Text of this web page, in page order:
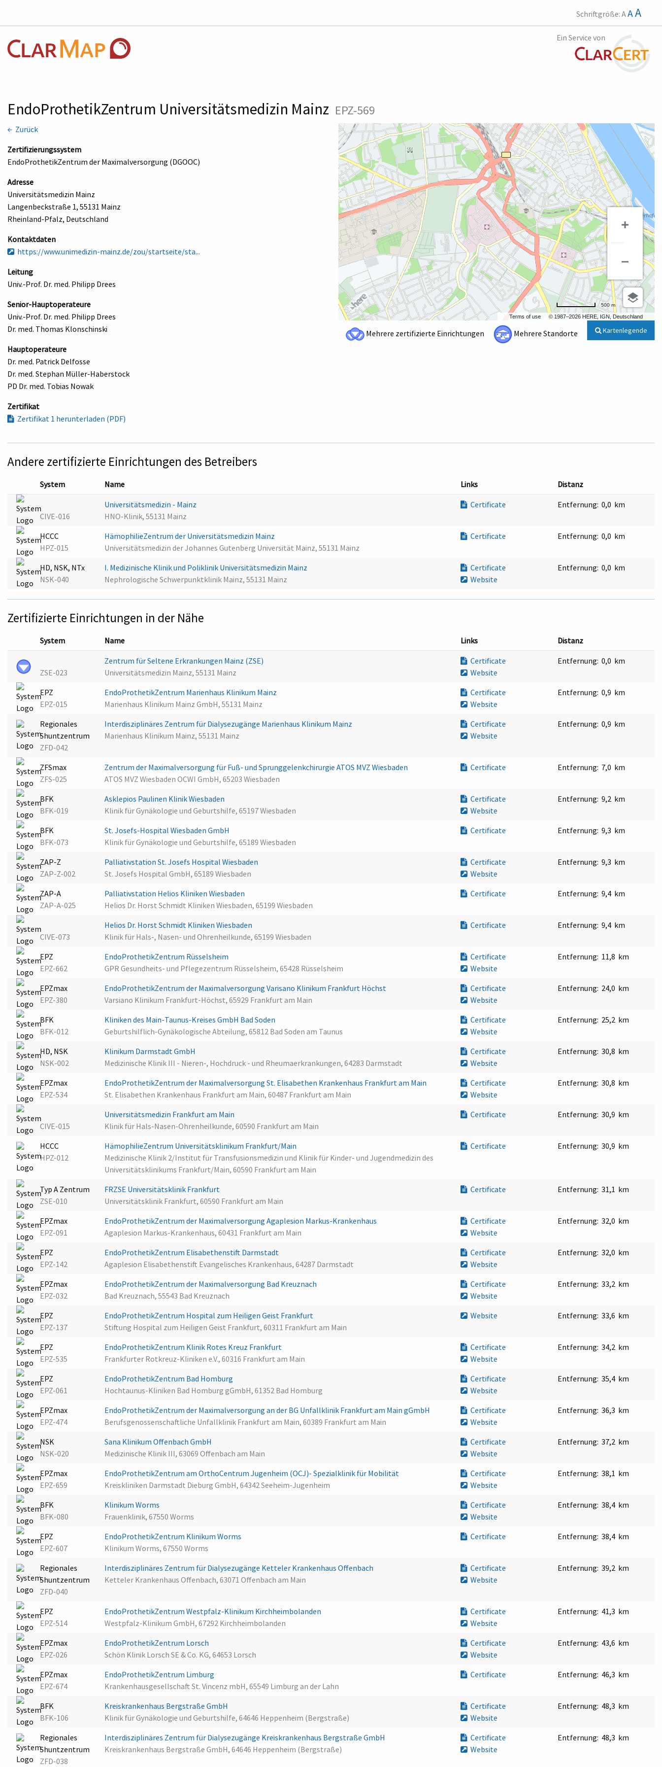
Schriftgröße: AAA
Ein Service von
EndoProthetikZentrum Universitätsmedizin Mainz EPZ-569
← Zurück
Zertifizierungssystem
EndoProthetikZentrum der Maximalversorgung (DGOOC)
Adresse
Universitätsmedizin Mainz
Langenbeckstraße 1, 55131 Mainz
Rheinland-Pfalz, Deutschland
Kontaktdaten
https://www.unimedizin-mainz.de/zou/startseite/sta...
Leitung
Univ.-Prof. Dr. med. Philipp Drees
Senior-Hauptoperateure
Univ.-Prof. Dr. med. Philipp Drees
Dr. med. Thomas Klonschinski
Hauptoperateure
Dr. med. Patrick Delfosse
Dr. med. Stephan Müller-Haberstock
PD Dr. med. Tobias Nowak
Zertifikat
Zertifikat 1 herunterladen (PDF)
Terms of use © 1987–2026 HERE, IGN, Deutschland
500 m
Mehrere zertifizierte Einrichtungen Mehrere Standorte Kartenlegende
Andere zertifizierte Einrichtungen des Betreibers
System Name Links Distanz
CIVE-016
Universitätsmedizin - Mainz
HNO-Klinik, 55131 Mainz
Certificate Entfernung: 0,0 km
HCCC
HPZ-015
HämophilieZentrum der Universitätsmedizin Mainz
Universitätsmedizin der Johannes Gutenberg Universität Mainz, 55131 Mainz
Certificate Entfernung: 0,0 km
HD, NSK, NTx
NSK-040
I. Medizinische Klinik und Poliklinik Universitätsmedizin Mainz
Nephrologische Schwerpunktklinik Mainz, 55131 Mainz
Certificate
Website
Entfernung: 0,0 km
Zertifizierte Einrichtungen in der Nähe
System Name Links Distanz
ZSE-023
Zentrum für Seltene Erkrankungen Mainz (ZSE)
Universitätsmedizin Mainz, 55131 Mainz
Certificate
Website
Entfernung: 0,0 km
EPZ
EPZ-015
EndoProthetikZentrum Marienhaus Klinikum Mainz
Marienhaus Klinikum Mainz GmbH, 55131 Mainz
Certificate
Website
Entfernung: 0,9 km
Regionales
Shuntzentrum
ZFD-042
Interdisziplinäres Zentrum für Dialysezugänge Marienhaus Klinikum Mainz
Marienhaus Klinikum Mainz, 55131 Mainz
Certificate
Website
Entfernung: 0,9 km
ZFSmax
ZFS-025
Zentrum der Maximalversorgung für Fuß- und Sprunggelenkchirurgie ATOS MVZ Wiesbaden
ATOS MVZ Wiesbaden OCWI GmbH, 65203 Wiesbaden
Certificate Entfernung: 7,0 km
BFK
BFK-019
Asklepios Paulinen Klinik Wiesbaden
Klinik für Gynäkologie und Geburtshilfe, 65197 Wiesbaden
Certificate
Website
Entfernung: 9,2 km
BFK
BFK-073
St. Josefs-Hospital Wiesbaden GmbH
Klinik für Gynäkologie und Geburtshilfe, 65189 Wiesbaden
Certificate Entfernung: 9,3 km
ZAP-Z
ZAP-Z-002
Palliativstation St. Josefs Hospital Wiesbaden
St. Josefs Hospital GmbH, 65189 Wiesbaden
Certificate
Website
Entfernung: 9,3 km
ZAP-A
ZAP-A-025
Palliativstation Helios Kliniken Wiesbaden
Helios Dr. Horst Schmidt Kliniken Wiesbaden, 65199 Wiesbaden
Certificate Entfernung: 9,4 km
CIVE-073
Helios Dr. Horst Schmidt Kliniken Wiesbaden
Klinik für Hals-, Nasen- und Ohrenheilkunde, 65199 Wiesbaden
Certificate Entfernung: 9,4 km
EPZ
EPZ-662
EndoProthetikZentrum Rüsselsheim
GPR Gesundheits- und Pflegezentrum Rüsselsheim, 65428 Rüsselsheim
Certificate
Website
Entfernung: 11,8 km
EPZmax
EPZ-380
EndoProthetikZentrum der Maximalversorgung Varisano Klinikum Frankfurt Höchst
Varsiano Klinikum Frankfurt-Höchst, 65929 Frankfurt am Main
Certificate
Website
Entfernung: 24,0 km
BFK
BFK-012
Kliniken des Main-Taunus-Kreises GmbH Bad Soden
Geburtshilflich-Gynäkologische Abteilung, 65812 Bad Soden am Taunus
Certificate
Website
Entfernung: 25,2 km
HD, NSK
NSK-002
Klinikum Darmstadt GmbH
Medizinische Klinik III - Nieren-, Hochdruck - und Rheumaerkrankungen, 64283 Darmstadt
Certificate
Website
Entfernung: 30,8 km
EPZmax
EPZ-534
EndoProthetikZentrum der Maximalversorgung St. Elisabethen Krankenhaus Frankfurt am Main
St. Elisabethen Krankenhaus Frankfurt am Main, 60487 Frankfurt am Main
Certificate
Website
Entfernung: 30,8 km
CIVE-015
Universitätsmedizin Frankfurt am Main
Klinik für Hals-Nasen-Ohrenheilkunde, 60590 Frankfurt am Main
Certificate Entfernung: 30,9 km
HCCC
HPZ-012
HämophilieZentrum Universitätsklinikum Frankfurt/Main
Medizinische Klinik 2/Institut für Transfusionsmedizin und Klinik für Kinder- und Jugendmedizin des
Universitätsklinikums Frankfurt/Main, 60590 Frankfurt am Main
Certificate Entfernung: 30,9 km
Typ A Zentrum
ZSE-010
FRZSE Universitätsklinik Frankfurt
Universitätsklinik Frankfurt, 60590 Frankfurt am Main
Certificate Entfernung: 31,1 km
EPZmax
EPZ-091
EndoProthetikZentrum der Maximalversorgung Agaplesion Markus-Krankenhaus
Agaplesion Markus-Krankenhaus, 60431 Frankfurt am Main
Certificate
Website
Entfernung: 32,0 km
EPZ
EPZ-142
EndoProthetikZentrum Elisabethenstift Darmstadt
Agaplesion Elisabethenstift Evangelisches Krankenhaus, 64287 Darmstadt
Certificate
Website
Entfernung: 32,0 km
EPZmax
EPZ-032
EndoProthetikZentrum der Maximalversorgung Bad Kreuznach
Bad Kreuznach, 55543 Bad Kreuznach
Certificate
Website
Entfernung: 33,2 km
EPZ
EPZ-137
EndoProthetikZentrum Hospital zum Heiligen Geist Frankfurt
Stiftung Hospital zum Heiligen Geist Frankfurt, 60311 Frankfurt am Main
Website Entfernung: 33,6 km
EPZ
EPZ-535
EndoProthetikZentrum Klinik Rotes Kreuz Frankfurt
Frankfurter Rotkreuz-Kliniken e.V., 60316 Frankfurt am Main
Certificate
Website
Entfernung: 34,2 km
EPZ
EPZ-061
EndoProthetikZentrum Bad Homburg
Hochtaunus-Kliniken Bad Homburg gGmbH, 61352 Bad Homburg
Certificate
Website
Entfernung: 35,4 km
EPZmax
EPZ-474
EndoProthetikZentrum der Maximalversorgung an der BG Unfallklinik Frankfurt am Main gGmbH
Berufsgenossenschaftliche Unfallklinik Frankfurt am Main, 60389 Frankfurt am Main
Certificate
Website
Entfernung: 36,3 km
NSK
NSK-020
Sana Klinikum Offenbach GmbH
Medizinische Klinik III, 63069 Offenbach am Main
Certificate
Website
Entfernung: 37,2 km
EPZmax
EPZ-659
EndoProthetikZentrum am OrthoCentrum Jugenheim (OCJ)- Spezialklinik für Mobilität
Kreiskliniken Darmstadt Dieburg GmbH, 64342 Seeheim-Jugenheim
Certificate
Website
Entfernung: 38,1 km
BFK
BFK-080
Klinikum Worms
Frauenklinik, 67550 Worms
Certificate
Website
Entfernung: 38,4 km
EPZ
EPZ-607
EndoProthetikZentrum Klinikum Worms
Klinikum Worms, 67550 Worms
Certificate Entfernung: 38,4 km
Regionales
Shuntzentrum
ZFD-040
Interdisziplinäres Zentrum für Dialysezugänge Ketteler Krankenhaus Offenbach
Ketteler Krankenhaus Offenbach, 63071 Offenbach am Main
Certificate
Website
Entfernung: 39,2 km
EPZ
EPZ-514
EndoProthetikZentrum Westpfalz-Klinikum Kirchheimbolanden
Westpfalz-Klinikum GmbH, 67292 Kirchheimbolanden
Certificate
Website
Entfernung: 41,3 km
EPZmax
EPZ-026
EndoProthetikZentrum Lorsch
Schön Klinik Lorsch SE & Co. KG, 64653 Lorsch
Certificate
Website
Entfernung: 43,6 km
EPZmax
EPZ-674
EndoProthetikZentrum Limburg
Krankenhausgesellschaft St. Vincenz mbH, 65549 Limburg an der Lahn
Certificate Entfernung: 46,3 km
BFK
BFK-106
Kreiskrankenhaus Bergstraße GmbH
Klinik für Gynäkologie und Geburtshilfe, 64646 Heppenheim (Bergstraße)
Certificate
Website
Entfernung: 48,3 km
Regionales
Shuntzentrum
ZFD-038
Interdisziplinäres Zentrum für Dialysezugänge Kreiskrankenhaus Bergstraße GmbH
Kreiskrankenhaus Bergstraße GmbH, 64646 Heppenheim (Bergstraße)
Certificate
Website
Entfernung: 48,3 km